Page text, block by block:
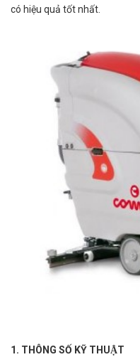
có hiệu quả tốt nhất.
1. THÔNG SỐ KỸ THUẬT